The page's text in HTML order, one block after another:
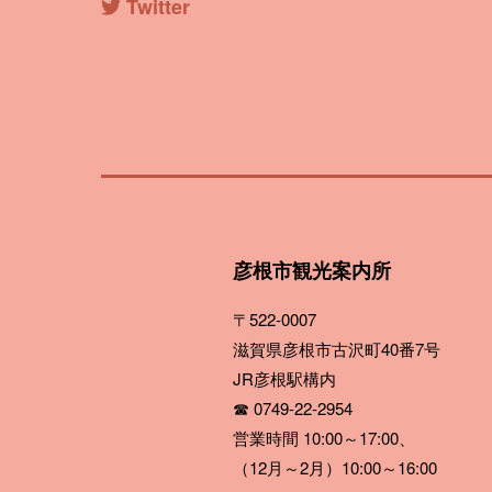
Twitter
彦根市観光案内所
〒522-0007
滋賀県彦根市古沢町40番7号
JR彦根駅構内
☎ 0749-22-2954
営業時間 10:00～17:00、
（12月～2月）10:00～16:00